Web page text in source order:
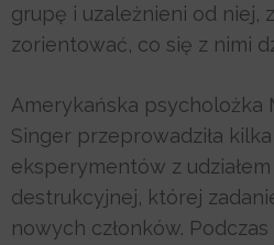
grupę i uzależnieni od niej,
zorientować, co się z nimi
Amerykańska psycholożka
Singer przeprowadziła
eksperymentów z
destrukcyjnej, której
nowych członków.